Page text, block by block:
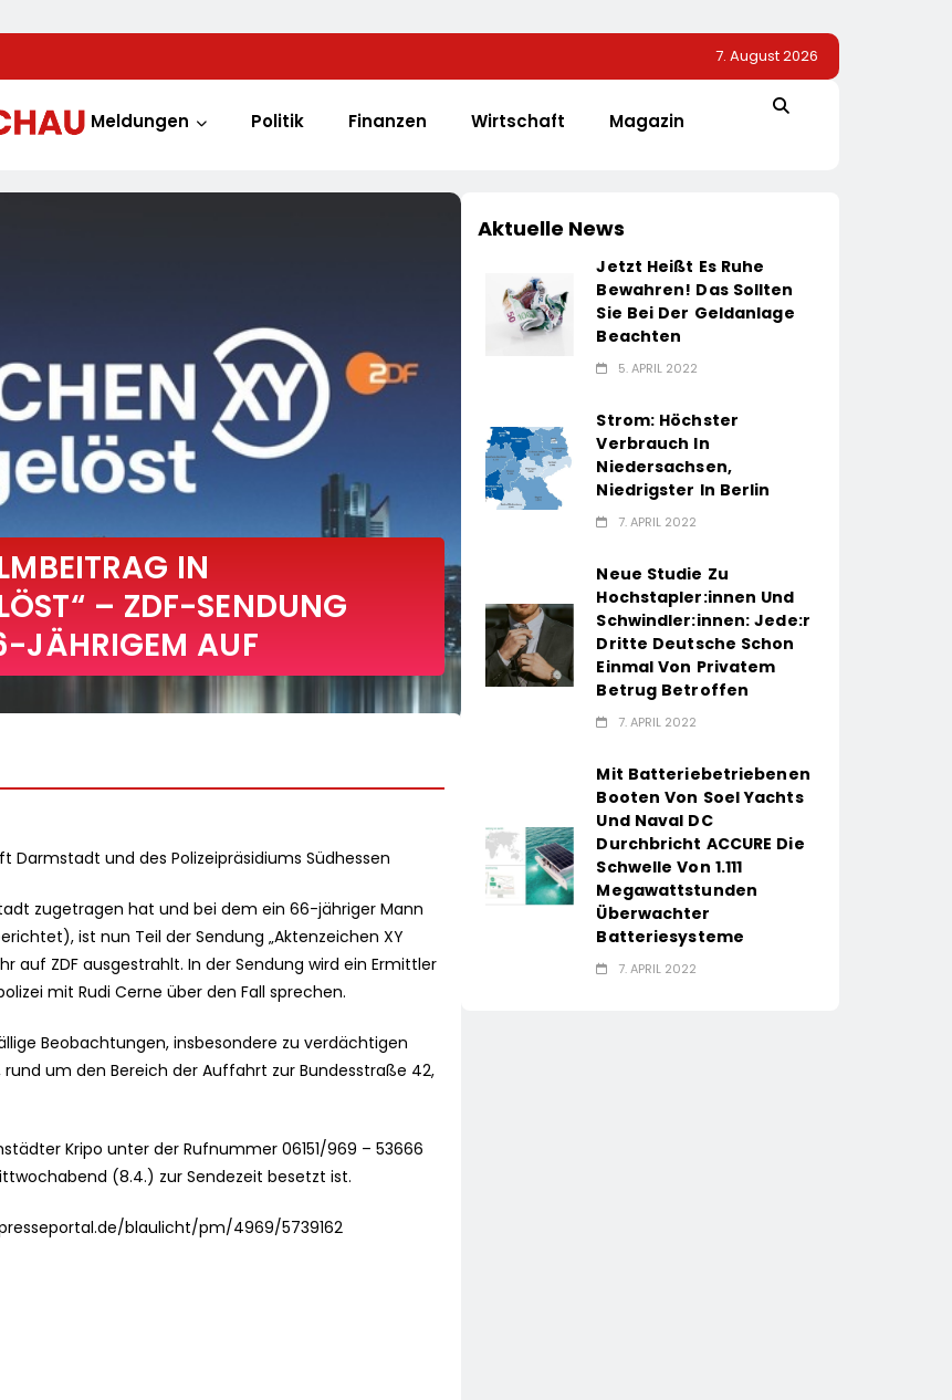
7. August 2026
Meldungen Politik Finanzen Wirtschaft Magazin
IN
– ZDF-SENDUNG
JÄHRIGEM AUF
und des Polizeipräsidiums Südhessen
zugetragen hat und bei dem ein 66-jähriger Mann
ist nun Teil der Sendung „Aktenzeichen XY
auf ZDF ausgestrahlt. In der Sendung wird ein Ermittler
mit Rudi Cerne über den Fall sprechen.
Beobachtungen, insbesondere zu verdächtigen
um den Bereich der Auffahrt zur Bundesstraße 42,
Kripo unter der Rufnummer 06151/969 – 53666
(8.4.) zur Sendezeit besetzt ist.
blaulicht/pm/4969/5739162
Aktuelle News
Jetzt Heißt Es Ruhe
Bewahren! Das Sollten
Sie Bei Der Geldanlage
Beachten
5. APRIL 2022
Strom: Höchster
Verbrauch In
Niedersachsen,
Niedrigster In Berlin
7. APRIL 2022
Neue Studie Zu
Hochstapler:innen Und
Schwindler:innen: Jede:r
Dritte Deutsche Schon
Einmal Von Privatem
Betrug Betroffen
7. APRIL 2022
Mit Batteriebetriebenen
Booten Von Soel Yachts
Und Naval DC
Durchbricht ACCURE Die
Schwelle Von 1.111
Megawattstunden
Überwachter
Batteriesysteme
7. APRIL 2022